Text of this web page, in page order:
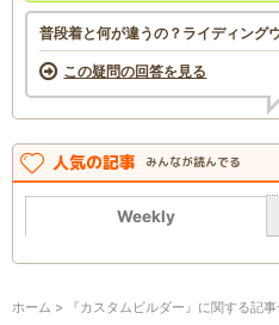
普段着と何が違うの？ライディング
この疑問の回答を見る
人気の記事 みんなが読んでる
Weekly
ホーム > 『カスタムビルダー』に関する記事